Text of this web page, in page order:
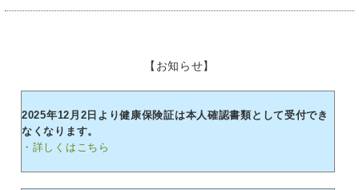
【お知らせ】
2025年12月2日より健康保険証は本人確認書類として受付でき
なくなります。
・詳しくはこちら